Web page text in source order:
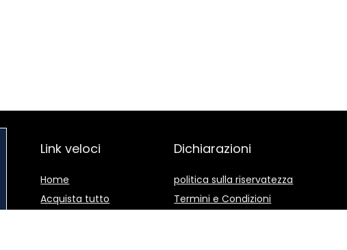
Link veloci
Home
Acquista tutto
Dichiarazioni
politica sulla riservatezza
Termini e Condizioni